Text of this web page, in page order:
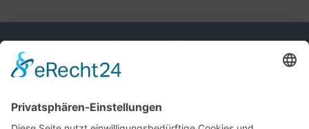
Diese Seite nutzt einwilligungsbedürftige Cookies und
Technologien von Drittunternehmen zur Integration
bestimmter Funktionen. Wenn Sie auf den Button "Alles
(Einwilligung). Nach der Einwilligung verarbeiten wir und die
betroffenen Drittunternehmen Ihre personenbezogenen Daten